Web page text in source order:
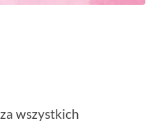
wszystkich